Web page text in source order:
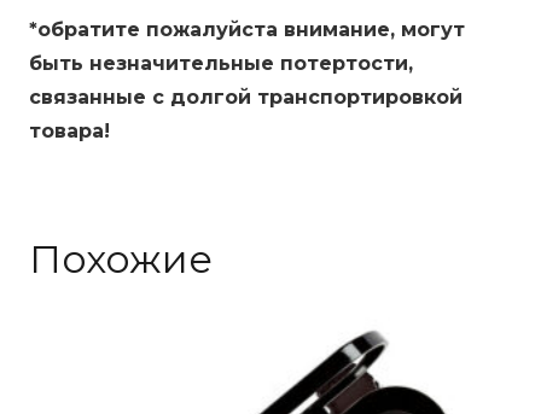
*обратите пожалуйста внимание, могут
быть незначительные потертости,
связанные с долгой транспортировкой
товара!
Похожие